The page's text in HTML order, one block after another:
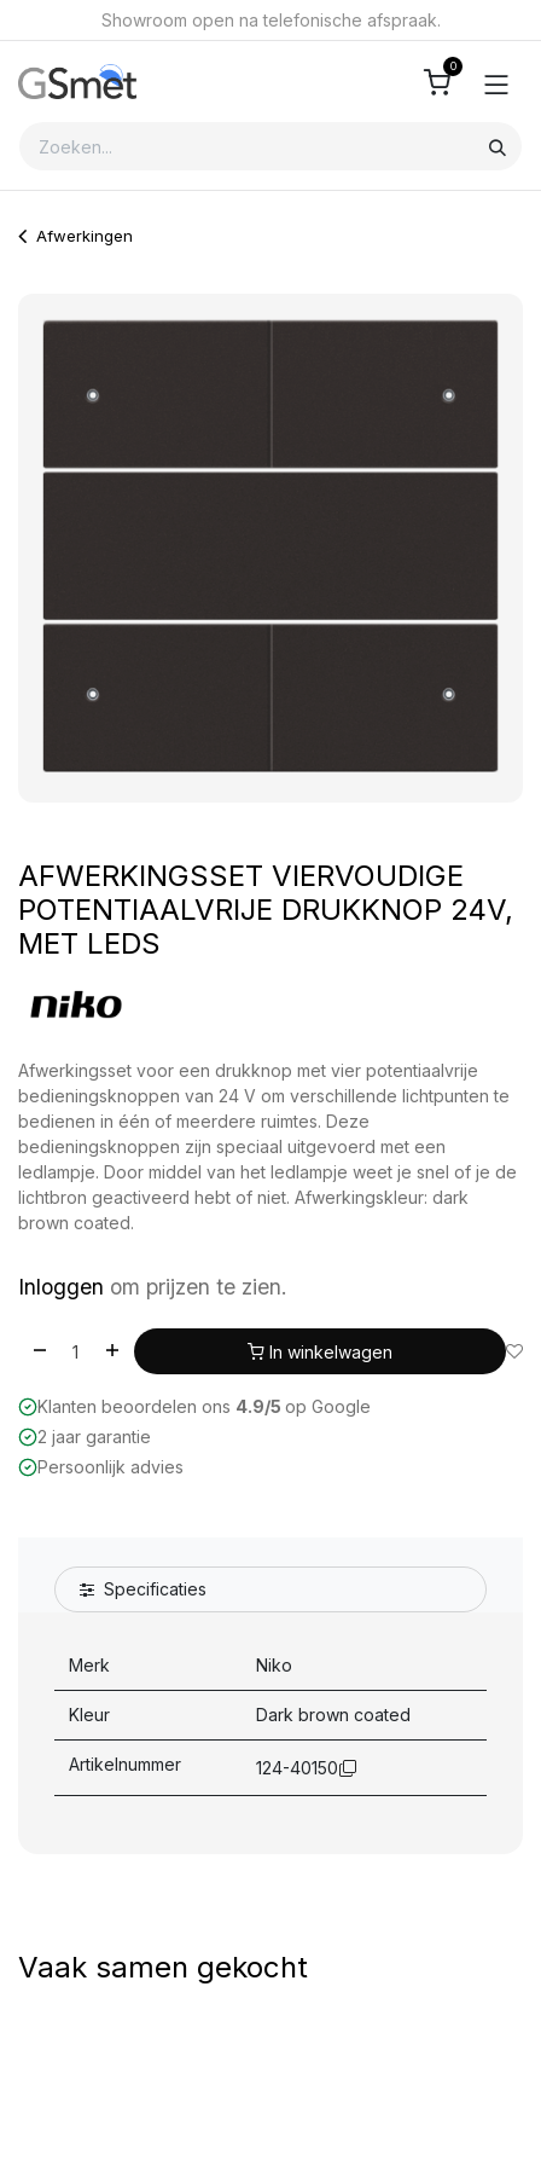
Overslaan naar inhoudShowroom open na telefonische afspraak.
0
Afwerkingen
AFWERKINGSSET VIERVOUDIGE
POTENTIAALVRIJE DRUKKNOP 24V,
MET LEDS
Afwerkingsset voor een drukknop met vier potentiaalvrije
bedieningsknoppen van 24 V om verschillende lichtpunten te
bedienen in één of meerdere ruimtes. Deze
bedieningsknoppen zijn speciaal uitgevoerd met een
ledlampje. Door middel van het ledlampje weet je snel of je de
lichtbron geactiveerd hebt of niet. Afwerkingskleur: dark
brown coated.
Inloggen om prijzen te zien.
In winkelwagen
Klanten beoordelen ons 4.9/5 op Google
2 jaar garantie
Persoonlijk advies
Specificaties
Merk Niko
Kleur Dark brown coated
Artikelnummer 124-40150
Vaak samen gekocht